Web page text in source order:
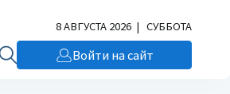
8 АВГУСТА 2026 | СУББОТА
Войти на сайт